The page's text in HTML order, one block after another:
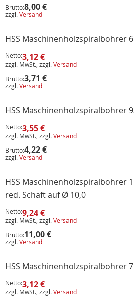
Brutto:8,00 €
zzgl.Versand
HSS Maschinenholzspiralbohrer
Netto:3,12 €
zzgl. MwSt., zzgl.Versand
Brutto:3,71 €
zzgl.Versand
HSS Maschinenholzspiralbohrer
Netto:3,55 €
zzgl. MwSt., zzgl.Versand
Brutto:4,22 €
zzgl.Versand
HSS Maschinenholzspiralbohrer
red. Schaft auf Ø 10,0
Netto:9,24 €
zzgl. MwSt., zzgl.Versand
Brutto:11,00 €
zzgl.Versand
HSS Maschinenholzspiralbohrer
Netto:3,12 €
zzgl. MwSt., zzgl.Versand